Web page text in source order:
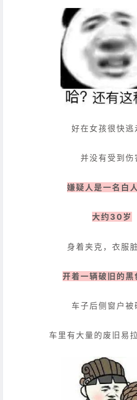
好在女孩很快逃
并没有受到伤
嫌疑人是一名白
大约30岁
身着夹克，衣服
开着一辆破旧的黑
车子后侧窗户被
车里有大量的废旧易